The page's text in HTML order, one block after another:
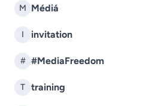
M Médiá
I invitation
# #MediaFreedom
T training